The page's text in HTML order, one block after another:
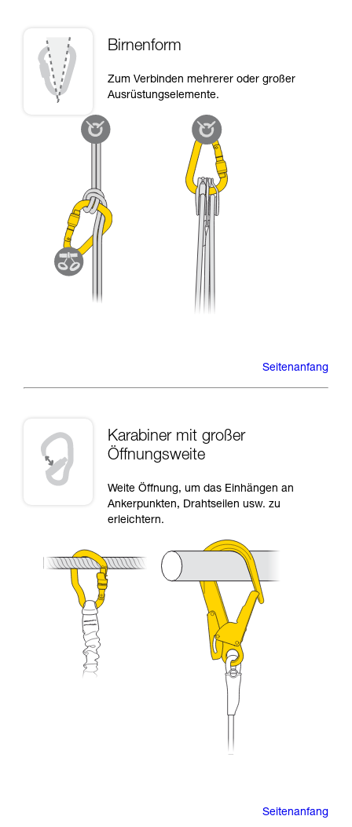
Birnenform
Zum Verbinden mehrerer oder großer
Ausrüstungselemente.
Seitenanfang
Karabiner mit großer
Öffnungsweite
Weite Öffnung, um das Einhängen an
Ankerpunkten, Drahtseilen usw. zu
erleichtern.
Seitenanfang